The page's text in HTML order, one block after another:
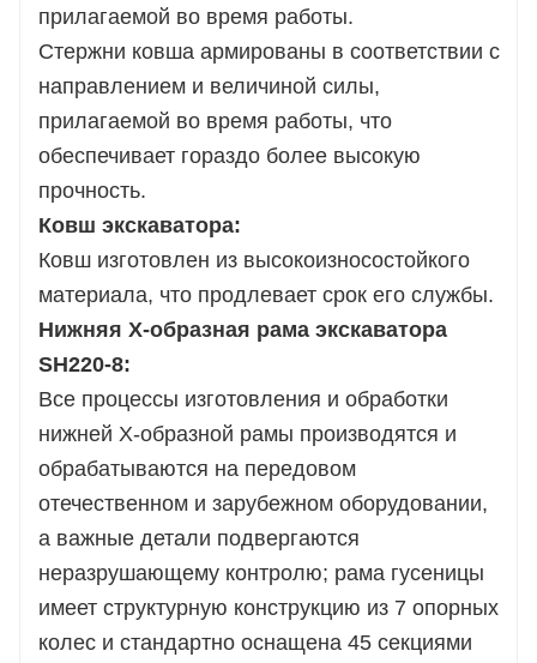
прилагаемой во время работы.
Стержни ковша армированы в соответствии с
направлением и величиной силы,
прилагаемой во время работы, что
обеспечивает гораздо более высокую
прочность.
Ковш экскаватора:
Ковш изготовлен из высокоизносостойкого
материала, что продлевает срок его службы.
Нижняя X-образная рама экскаватора
SH220-8:
Все процессы изготовления и обработки
нижней Х-образной рамы производятся и
обрабатываются на передовом
отечественном и зарубежном оборудовании,
а важные детали подвергаются
неразрушающему контролю; рама гусеницы
имеет структурную конструкцию из 7 опорных
колес и стандартно оснащена 45 секциями